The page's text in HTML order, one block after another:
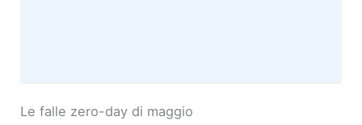
Le falle zero-day di maggio